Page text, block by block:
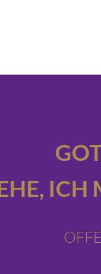
ICH